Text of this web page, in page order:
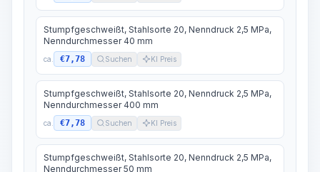
Stumpfgeschweißt, Stahlsorte 20, Nenndruck 2,5 MPa,
Nenndurchmesser 40 mm
ca. €7,78 Suchen KI Preis
Stumpfgeschweißt, Stahlsorte 20, Nenndruck 2,5 MPa,
Nenndurchmesser 400 mm
ca. €7,78 Suchen KI Preis
Stumpfgeschweißt, Stahlsorte 20, Nenndruck 2,5 MPa,
Nenndurchmesser 50 mm